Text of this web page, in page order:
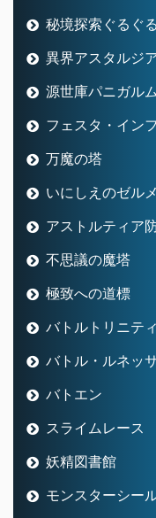
秘境探索ぐるぐ
異界アスタルジ
源世庫パニガルム
フェスタ・イン
万魔の塔
いにしえのゼル
アストルティア
不思議の魔塔
極致への道標
バトルトリニティ
バトル・ルネッ
バトエン
スライムレース
妖精図書館
モンスターシー